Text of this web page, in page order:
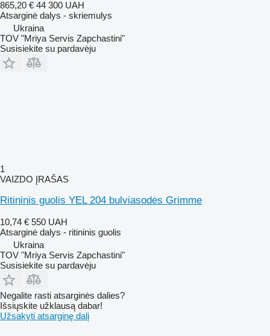
865,20 € 44 300 UAH
Atsarginė dalys - skriemulys
Ukraina
TOV "Mriya Servis Zapchastini"
Susisiekite su pardavėju
1
VAIZDO ĮRAŠAS
Ritininis guolis YEL 204 bulviasodės Grimme
10,74 € 550 UAH
Atsarginė dalys - ritininis guolis
Ukraina
TOV "Mriya Servis Zapchastini"
Susisiekite su pardavėju
Negalite rasti atsarginės dalies?
Išsiųskite užklausą dabar!
Užsakyti atsarginę dalį